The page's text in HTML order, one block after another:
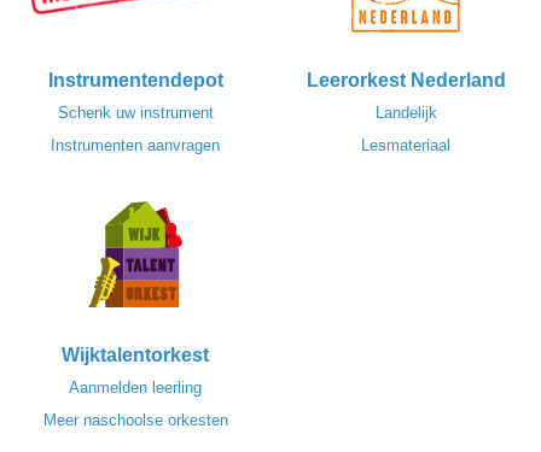
Instrumentendepot
Schenk uw instrument
Instrumenten aanvragen
Leerorkest Nederland
Landelijk
Lesmateriaal
Wijktalentorkest
Aanmelden leerling
Meer naschoolse orkesten